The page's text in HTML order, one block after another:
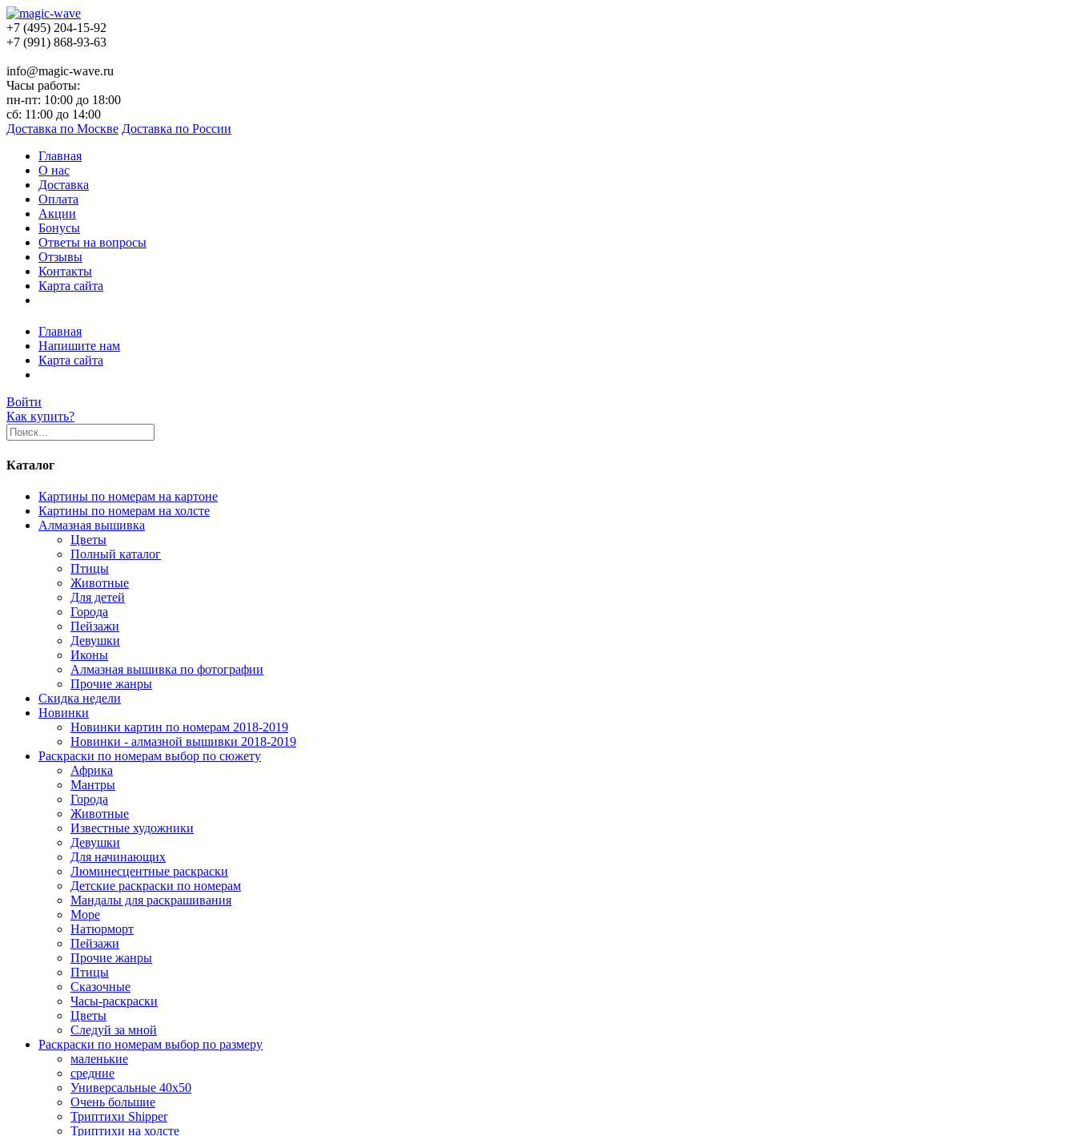
+7 (495) 204-15-92
+7 (991) 868-93-63
info@magic-wave.ru
Часы работы:
пн-пт: 10:00 до 18:00
сб: 11:00 до 14:00
Доставка по Москве Доставка по России
Главная
О нас
Доставка
Оплата
Акции
Бонусы
Ответы на вопросы
Отзывы
Контакты
Карта сайта
Главная
Напишите нам
Карта сайта
Войти
Как купить?
Каталог
Картины по номерам на картоне
Картины по номерам на холсте
Алмазная вышивка
Цветы
Полный каталог
Птицы
Животные
Для детей
Города
Пейзажи
Девушки
Иконы
Алмазная вышивка по фотографии
Прочие жанры
Скидка недели
Новинки
Новинки картин по номерам 2018-2019
Новинки - алмазной вышивки 2018-2019
Раскраски по номерам выбор по сюжету
Африка
Мантры
Города
Животные
Известные художники
Девушки
Для начинающих
Люминесцентные раскраски
Детские раскраски по номерам
Мандалы для раскрашивания
Море
Натюрморт
Пейзажи
Прочие жанры
Птицы
Сказочные
Часы-раскраски
Цветы
Следуй за мной
Раскраски по номерам выбор по размеру
маленькие
средние
Универсальные 40х50
Очень большие
Триптихи Shipper
Триптихи на холсте